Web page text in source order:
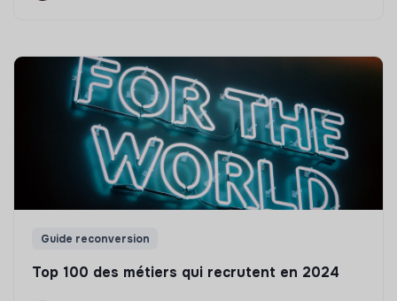
Guide reconversion
Top 100 des métiers qui recrutent en 2024